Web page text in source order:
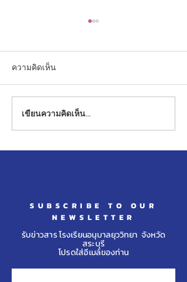
การดำเนินงานภายในห้อง
ศูนย์การเรียนรู้
ความคิดเห็น
เขียนความคิดเห็น…
SUBSCRIBE TO OUR
NEWSLETTER
รับข่าวสาร โรงเรียนอนุบาลยุววิทยา จังหวัด
สระบุรี
โปรดใส่อีเมล์ของท่าน